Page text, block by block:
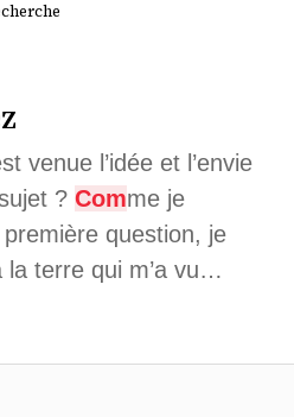
venue l’idée et l’envie
? Comme je
première question, je
terre qui m’a vu…